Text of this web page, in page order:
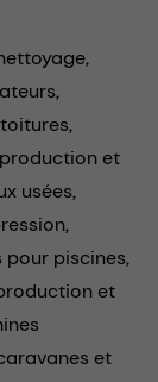
production et
usées,
pour piscines,
et
et